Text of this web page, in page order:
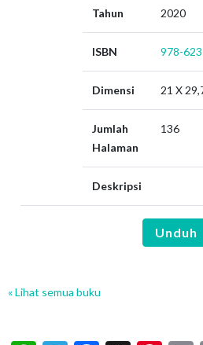
Tahun 2020
ISBN 978-
Dimensi 21 X
Jumlah
Halaman
136
Deskripsi
Unduh
« Lihat semua buku